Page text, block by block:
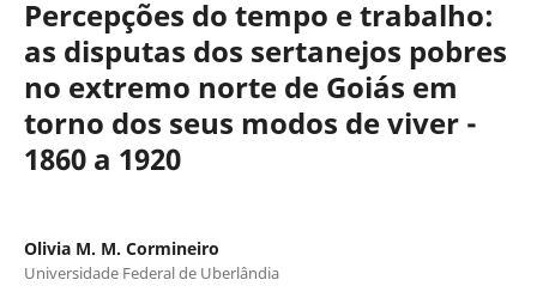
Percepções do tempo e trabalho:
as disputas dos sertanejos pobres
no extremo norte de Goiás em
torno dos seus modos de viver -
1860 a 1920
Olivia M. M. Cormineiro
Universidade Federal de Uberlândia